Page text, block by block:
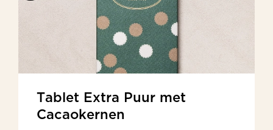
Tablet Extra Puur met
Cacaokernen